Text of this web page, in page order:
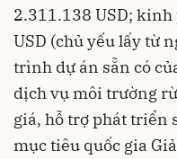
2.311.138 USD;
USD (chủ yếu lấy từ
trình dự án sẵn có
dịch vụ môi trường
giá, hỗ trợ phát triển
mục tiêu quốc gia